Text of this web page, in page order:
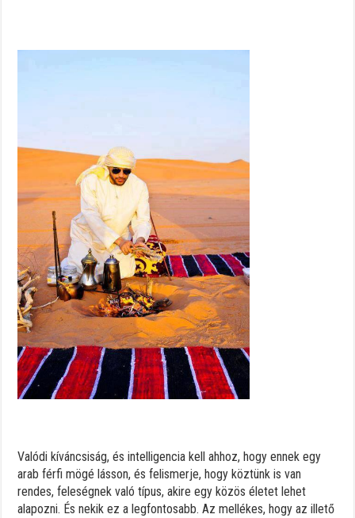
Valódi kíváncsiság, és intelligencia kell ahhoz, hogy ennek egy
arab férfi mögé lásson, és felismerje, hogy köztünk is van
rendes, feleségnek való típus, akire egy közös életet lehet
alapozni. És nekik ez a legfontosabb. Az mellékes, hogy az illető